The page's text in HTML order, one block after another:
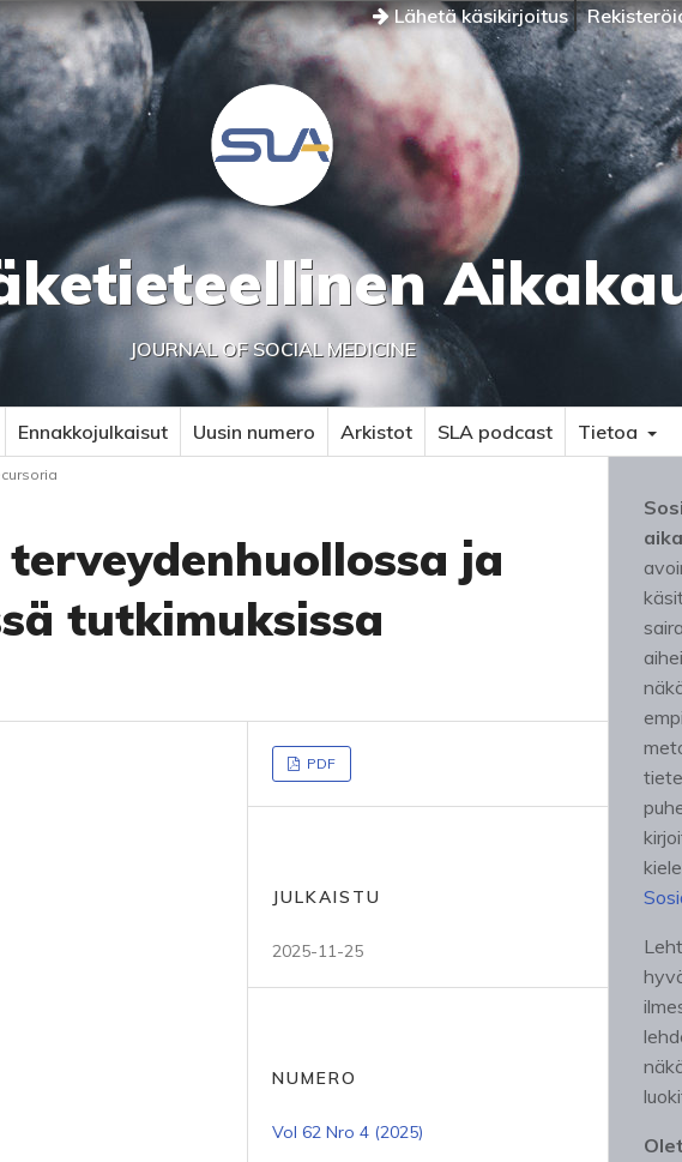
Lähetä käsikirjoitus
JOURNAL OF SOCIAL MEDICINE
Ennakkojulkaisut Uusin numero Arkistot SLA podcast Tietoa
ja
tutkimuksissa
PDF
JULKAISTU
2025-11-25
NUMERO
Vol 62 Nro 4 (2025)